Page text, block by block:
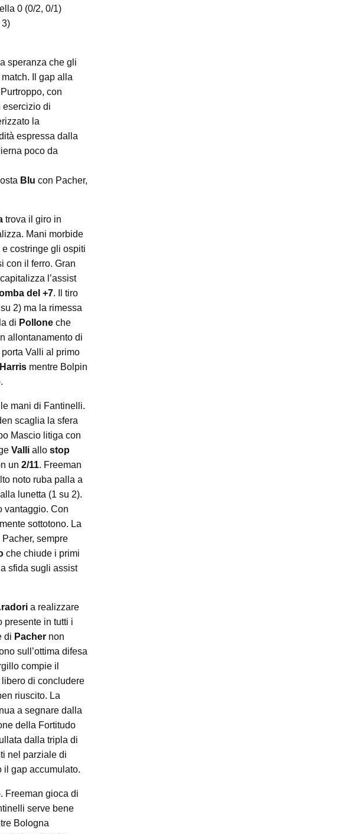
0 (0/2, 0/1)
3)
speranza che gli
Il gap alla
con
esercizio di
la
espressa dalla
poco da
Blu con Pacher,
trova il giro in
Mani morbide
costringe gli ospiti
con il ferro. Gran
l’assist
del +7. Il tiro
2) ma la rimessa
di Pollone che
allontanamento di
Valli al primo
Harris mentre Bolpin
mani di Fantinelli.
scaglia la sfera
Mascio litiga con
Valli allo stop
un 2/11. Freeman
noto ruba palla a
lunetta (1 su 2).
vantaggio. Con
sottotono. La
sempre
che chiude i primi
sfida sugli assist
a realizzare
presente in tutti i
di Pacher non
sull’ottima difesa
compie il
di concludere
riuscito. La
a segnare dalla
della Fortitudo
dalla tripla di
nel parziale di
il gap accumulato.
Freeman gioca di
serve bene
Bologna